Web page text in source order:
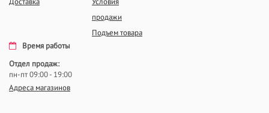
Доставка
Условия
продажи
Подъем товара
Время работы
Отдел продаж:
пн-пт 09:00 - 19:00
Адреса магазинов